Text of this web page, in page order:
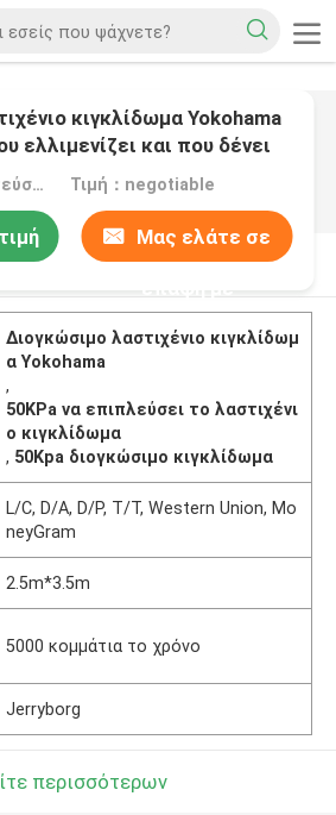
κιγκλίδωμα Yokohama
ελλιμενίζει και που δένει
στην Κίνα
MOQ：Διαπραγματεύσιμος Τιμή：negotiable
Μας ελάτε σε
Διογκώσιμο λαστιχένιο κιγκλίδωμ
α Yokohama
,
50KPa να επιπλεύσει το λαστιχένι
ο κιγκλίδωμα
, 50Kpa διογκώσιμο κιγκλίδωμα
L/C, D/A, D/P, T/T, Western Union, Mo
neyGram
2.5m*3.5m
5000 κομμάτια το χρόνο
Jerryborg
περισσότερων